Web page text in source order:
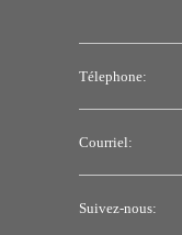
Télephone:
Courriel:
Suivez-nous: